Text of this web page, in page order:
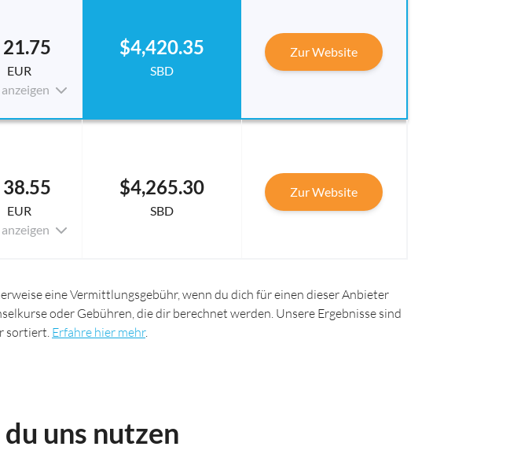
EUR
$4,420.35
SBD
Zur Website
EUR
$4,265.30
SBD
Zur Website
eine Vermittlungsgebühr, wenn du dich für einen dieser Anbieter
oder Gebühren, die dir berechnet werden. Unsere Ergebnisse sind
sortiert. Erfahre hier mehr.
uns nutzen